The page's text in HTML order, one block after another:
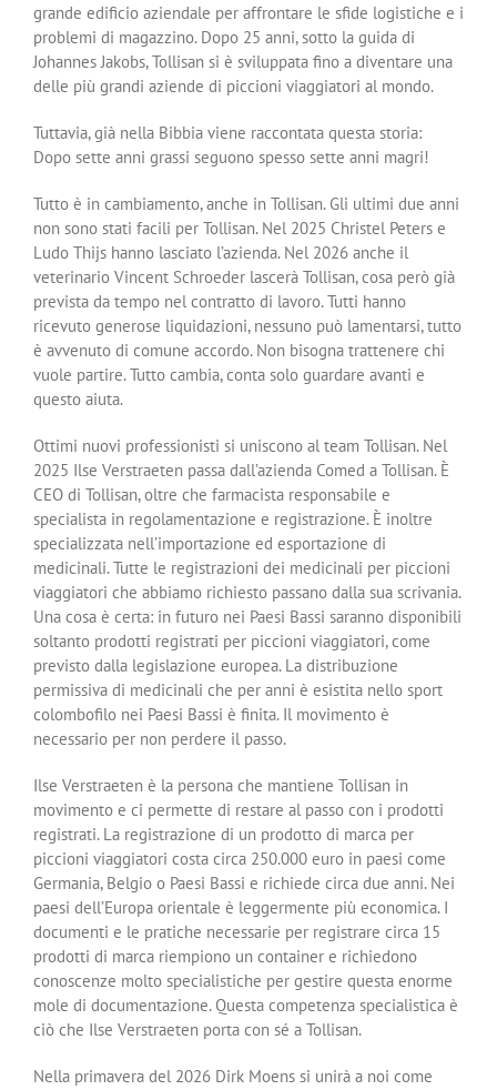
grande edificio aziendale per affrontare le sfide logistiche e i
problemi di magazzino. Dopo 25 anni, sotto la guida di
Johannes Jakobs, Tollisan si è sviluppata fino a diventare una
delle più grandi aziende di piccioni viaggiatori al mondo.
Tuttavia, già nella Bibbia viene raccontata questa storia:
Dopo sette anni grassi seguono spesso sette anni magri!
Tutto è in cambiamento, anche in Tollisan. Gli ultimi due anni
non sono stati facili per Tollisan. Nel 2025 Christel Peters e
Ludo Thijs hanno lasciato l’azienda. Nel 2026 anche il
veterinario Vincent Schroeder lascerà Tollisan, cosa però già
prevista da tempo nel contratto di lavoro. Tutti hanno
ricevuto generose liquidazioni, nessuno può lamentarsi, tutto
è avvenuto di comune accordo. Non bisogna trattenere chi
vuole partire. Tutto cambia, conta solo guardare avanti e
questo aiuta.
Ottimi nuovi professionisti si uniscono al team Tollisan. Nel
2025 Ilse Verstraeten passa dall’azienda Comed a Tollisan. È
CEO di Tollisan, oltre che farmacista responsabile e
specialista in regolamentazione e registrazione. È inoltre
specializzata nell’importazione ed esportazione di
medicinali. Tutte le registrazioni dei medicinali per piccioni
viaggiatori che abbiamo richiesto passano dalla sua scrivania.
Una cosa è certa: in futuro nei Paesi Bassi saranno disponibili
soltanto prodotti registrati per piccioni viaggiatori, come
previsto dalla legislazione europea. La distribuzione
permissiva di medicinali che per anni è esistita nello sport
colombofilo nei Paesi Bassi è finita. Il movimento è
necessario per non perdere il passo.
Ilse Verstraeten è la persona che mantiene Tollisan in
movimento e ci permette di restare al passo con i prodotti
registrati. La registrazione di un prodotto di marca per
piccioni viaggiatori costa circa 250.000 euro in paesi come
Germania, Belgio o Paesi Bassi e richiede circa due anni. Nei
paesi dell’Europa orientale è leggermente più economica. I
documenti e le pratiche necessarie per registrare circa 15
prodotti di marca riempiono un container e richiedono
conoscenze molto specialistiche per gestire questa enorme
mole di documentazione. Questa competenza specialistica è
ciò che Ilse Verstraeten porta con sé a Tollisan.
Nella primavera del 2026 Dirk Moens si unirà a noi come